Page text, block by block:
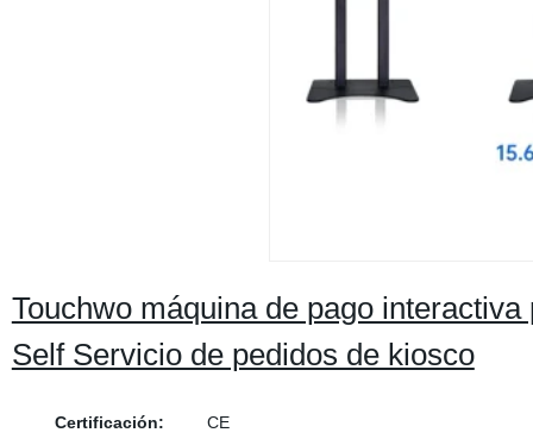
Touchwo máquina de pago
Self Servicio de pedidos de kiosco
Certificación:
CE